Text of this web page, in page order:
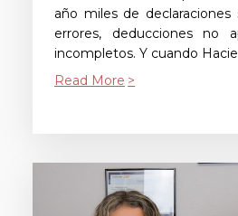
año miles de
errores, deducciones no
incompletos. Y cuando
Read More